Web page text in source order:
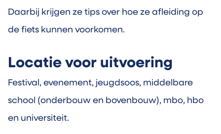
Daarbij krijgen ze tips over hoe ze afleiding op
de fiets kunnen voorkomen.
Locatie voor uitvoering
Festival, evenement, jeugdsoos, middelbare
school (onderbouw en bovenbouw), mbo, hbo
en universiteit.